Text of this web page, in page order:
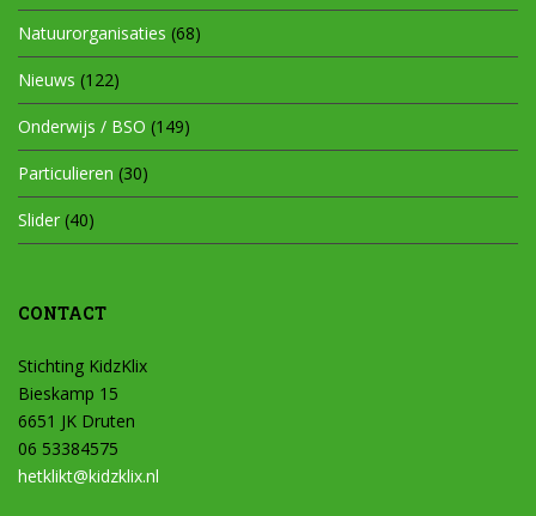
Natuurorganisaties (68)
Nieuws (122)
Onderwijs / BSO (149)
Particulieren (30)
Slider (40)
CONTACT
Stichting KidzKlix
Bieskamp 15
6651 JK Druten
06 53384575
hetklikt@kidzklix.nl